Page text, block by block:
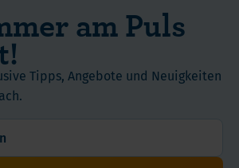
am Puls
Tipps, Angebote und Neuigkeiten